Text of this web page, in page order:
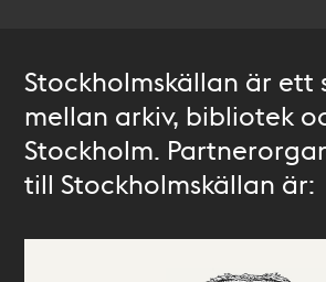
Stockholmskällan är ett
mellan arkiv, bibliotek
Stockholm.
till Stockholmskällan är: